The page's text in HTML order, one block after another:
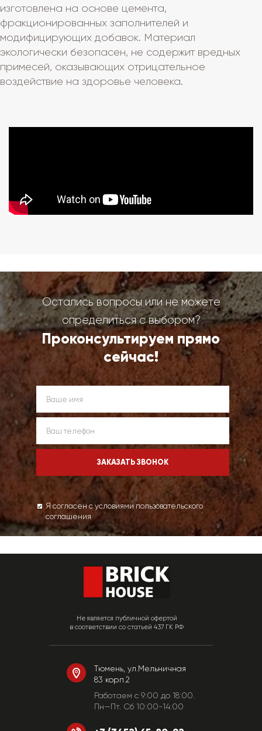
изготовлена на основе цемента,
фракционированных заполнителей и
модифицирующих добавок. Материал
экологически безопасен, не содержит вредных
примесей, оказывающих отрицательное
воздействие на здоровье человека.
Остались вопросы или не можете
определиться с выбором?
Проконсультируем прямо
сейчас!
Я согласен с условиями пользовательского
соглашения
Не является публичной офертой
в соответствии со статьей 437 ГК РФ
Тюмень, ул.Мельничная
83 корп.2
Работаем c 9:00 до 18:00.
Пн—Пт. Сб 10:00-14:00